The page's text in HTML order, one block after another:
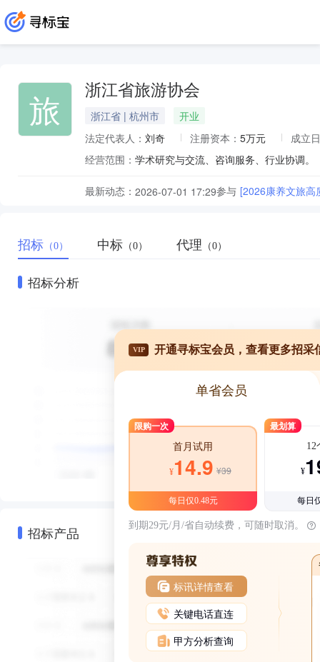
旅 浙江省旅游协会
浙江省 | 杭州市
开业
法定代表人： 刘奇 注册资本： 5万元
成立
经营范围： 学术研究与交流、咨询服务、行业协调。
最新动态： 2026-07-01 17:29参与 [2026康养文旅高
招标 （0） 中标 （0） 代理 （0）
招标分析
招标产品
VIP 开通寻标宝会员，查看更多招采
单省会员
限购一次
首月试用
¥14.9 ¥39
每日仅0.48元
最划算
12
¥
每日
到期29元/月/省自动续费，可随时取消。
标讯详情查看
关键电话直连
甲方分析查询